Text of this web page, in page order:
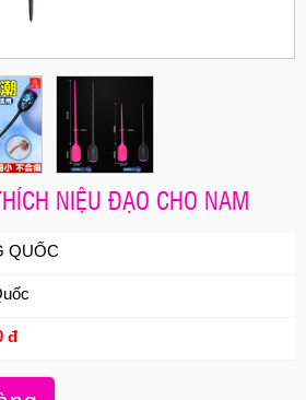
NIỆU ĐẠO CHO NAM
QUỐC
đ